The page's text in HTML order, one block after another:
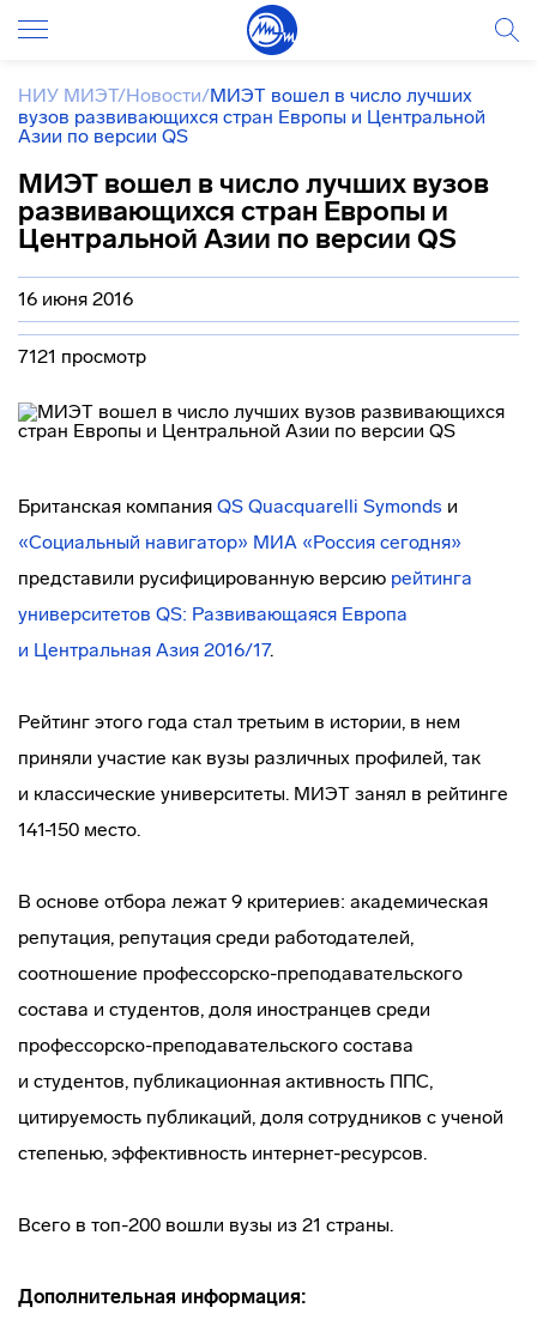
НИУ МИЭТ/Новости/МИЭТ вошел в число лучших
вузов развивающихся стран Европы и Центральной
Азии по версии QS
МИЭТ вошел в число лучших вузов
развивающихся стран Европы и
Центральной Азии по версии QS
16 июня 2016
7121 просмотр
Британская компания QS Quacquarelli Symonds и
«Социальный навигатор» МИА «Россия сегодня»
представили русифицированную версию рейтинга
университетов QS: Развивающаяся Европа
и Центральная Азия 2016/17.
Рейтинг этого года стал третьим в истории, в нем
приняли участие как вузы различных профилей, так
и классические университеты. МИЭТ занял в рейтинге
141-150 место.
В основе отбора лежат 9 критериев: академическая
репутация, репутация среди работодателей,
соотношение профессорско-преподавательского
состава и студентов, доля иностранцев среди
профессорско-преподавательского состава
и студентов, публикационная активность ППС,
цитируемость публикаций, доля сотрудников с ученой
степенью, эффективность интернет-ресурсов.
Всего в топ-200 вошли вузы из 21 страны.
Дополнительная информация: